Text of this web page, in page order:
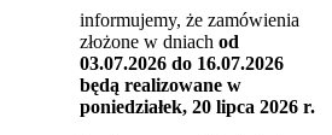
informujemy, że zamówienia
złożone w dniach od
03.07.2026 do 16.07.2026
będą realizowane w
poniedziałek, 20 lipca 2026 r.